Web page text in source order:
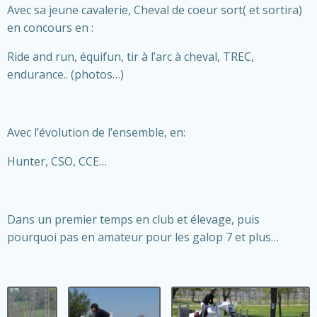
Avec sa jeune cavalerie, Cheval de coeur sort( et sortira)
en concours en :
Ride and run, équifun, tir à l’arc à cheval, TREC,
endurance.. (photos…)
Avec l’évolution de l’ensemble, en:
Hunter, CSO, CCE…
Dans un premier temps en club et élevage, puis
pourquoi pas en amateur pour les galop 7 et plus…